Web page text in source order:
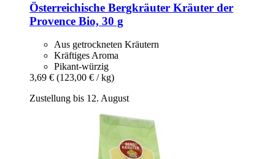
Österreichische Bergkräuter Kräuter der
Provence Bio, 30 g
Aus getrockneten Kräutern
Kräftiges Aroma
Pikant-würzig
3,69 € (123,00 € / kg)
Zustellung bis 12. August